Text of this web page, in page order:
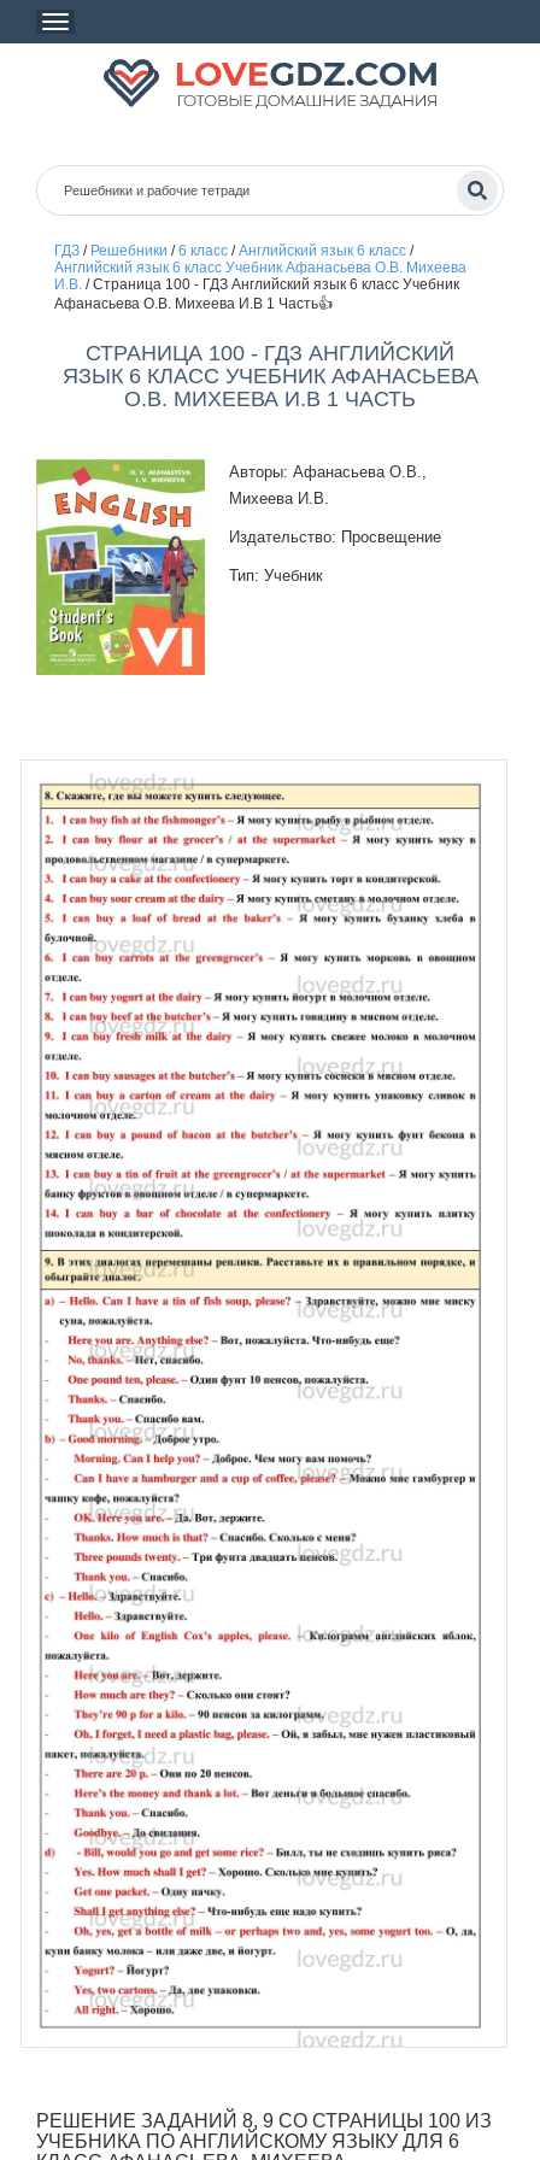
ГДЗ/ Решебники /6 класс/Английский язык 6 класс/
Английский язык 6 класс Учебник Афанасьева О.В. Михеева
И.В./Страница 100 - ГДЗ Английский язык 6 класс Учебник
Афанасьева О.В. Михеева И.В 1 Часть👍
СТРАНИЦА 100 - ГДЗ АНГЛИЙСКИЙ
ЯЗЫК 6 КЛАСС УЧЕБНИК АФАНАСЬЕВА
О.В. МИХЕЕВА И.В 1 ЧАСТЬ
Авторы: Афанасьева О.В.,
Михеева И.В.
Издательство: Просвещение
Тип: Учебник
РЕШЕНИЕ ЗАДАНИЙ 8, 9 СО СТРАНИЦЫ 100 ИЗ
УЧЕБНИКА ПО АНГЛИЙСКОМУ ЯЗЫКУ ДЛЯ 6